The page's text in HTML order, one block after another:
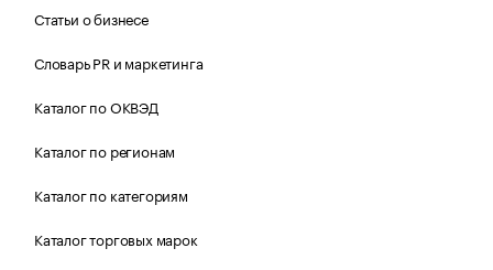
Статьи о бизнесе
Словарь PR и маркетинга
Каталог по ОКВЭД
Каталог по регионам
Каталог по категориям
Каталог торговых марок